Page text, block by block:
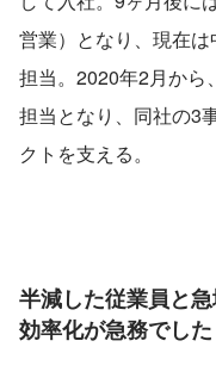
営業）となり、現在
担当。2020年2月から
担当となり、同社の3
クトを支える。
半減した従業員と
効率化が急務でした